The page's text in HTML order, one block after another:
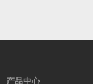
产品中心